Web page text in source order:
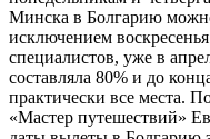
Минска в Болгарию
исключением
специалистов, уже в
составляла 80% и до
практически все места.
«Мастер путешествий»